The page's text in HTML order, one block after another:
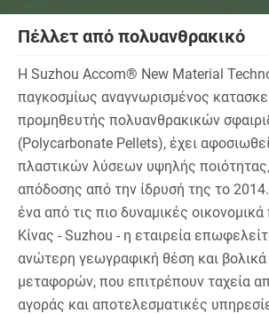
Πέλλετ από πολυανθρακικό
Η Suzhou Accom® New Material
παγκοσμίως αναγνωρισμένος
προμηθευτής πολυανθρακικών
(Polycarbonate Pellets), έχει
πλαστικών λύσεων υψηλής
απόδοσης από την ίδρυσή της το
ένα από τις πιο δυναμικές
Κίνας - Suzhou - η εταιρεία
ανώτερη γεωγραφική θέση και βολικά
μεταφορών, που επιτρέπουν ταχεία
αγοράς και αποτελεσματικές